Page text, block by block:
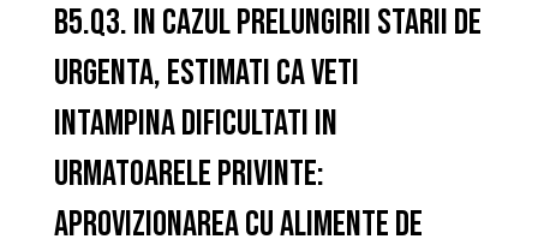
B5.Q3. In cazul prelungirii starii de
urgenta, estimati ca veti
intampina dificultati in
urmatoarele privinte:
Aprovizionarea cu alimente de